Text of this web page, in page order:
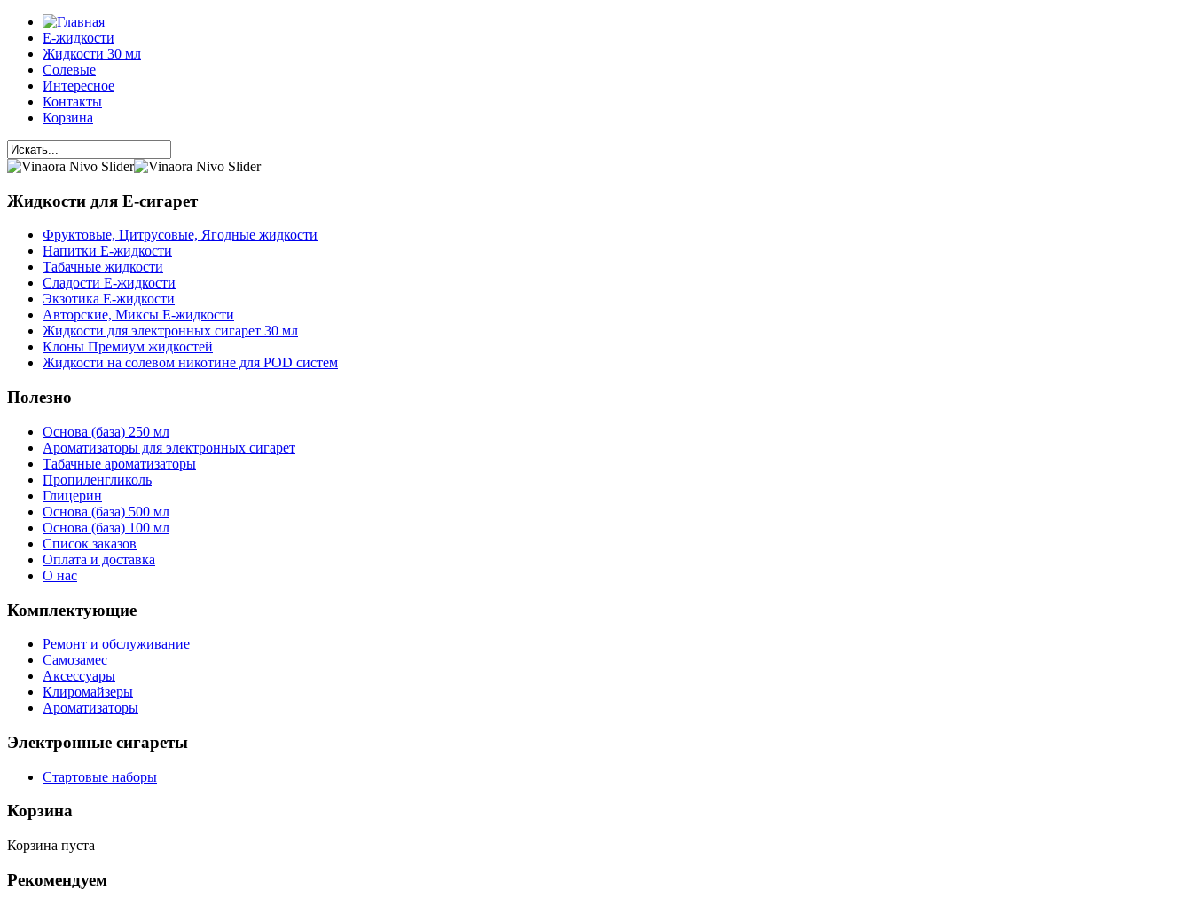
Е-жидкости
Жидкости 30 мл
Солевые
Интересное
Контакты
Корзина
Жидкости для Е-сигарет
Фруктовые, Цитрусовые, Ягодные жидкости
Напитки Е-жидкости
Табачные жидкости
Сладости Е-жидкости
Экзотика Е-жидкости
Авторские, Миксы Е-жидкости
Жидкости для электронных сигарет 30 мл
Клоны Премиум жидкостей
Жидкости на солевом никотине для POD систем
Полезно
Основа (база) 250 мл
Ароматизаторы для электронных сигарет
Табачные ароматизаторы
Пропиленгликоль
Глицерин
Основа (база) 500 мл
Основа (база) 100 мл
Список заказов
Оплата и доставка
О нас
Комплектующие
Ремонт и обслуживание
Самозамес
Аксессуары
Клиромайзеры
Ароматизаторы
Электронные сигареты
Стартовые наборы
Корзина
Корзина пуста
Рекомендуем